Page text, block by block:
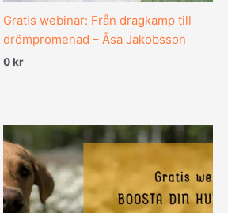
Gratis webinar: Från dragkamp till
drömpromenad – Åsa Jakobsson
0kr